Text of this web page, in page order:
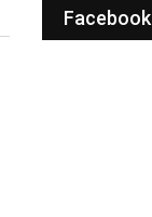
Facebook